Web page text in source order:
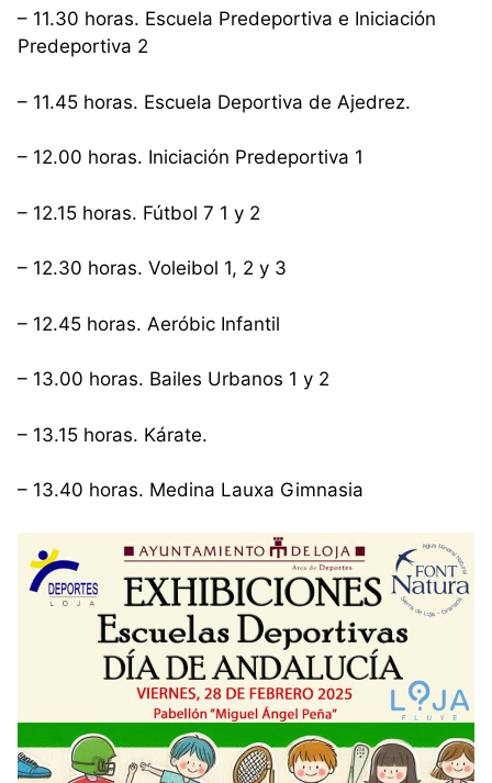
– 11.30 horas. Escuela Predeportiva e Iniciación
Predeportiva 2
– 11.45 horas. Escuela Deportiva de Ajedrez.
– 12.00 horas. Iniciación Predeportiva 1
– 12.15 horas. Fútbol 7 1 y 2
– 12.30 horas. Voleibol 1, 2 y 3
– 12.45 horas. Aeróbic Infantil
– 13.00 horas. Bailes Urbanos 1 y 2
– 13.15 horas. Kárate.
– 13.40 horas. Medina Lauxa Gimnasia